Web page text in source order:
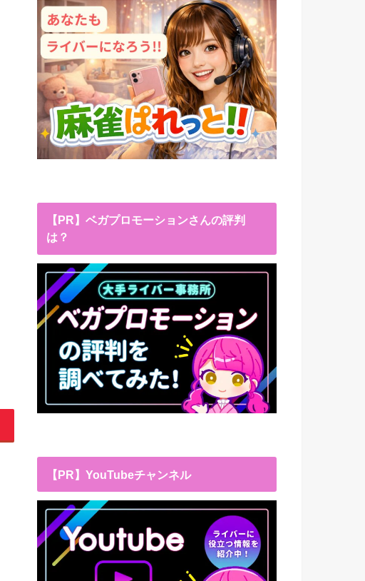
【PR】ベガプロモーションさんの評判
は？
【PR】YouTubeチャンネル